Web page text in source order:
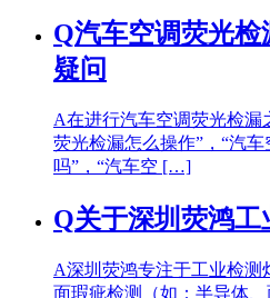
Q汽车空调荧光检
疑问
A在进行汽车空调荧光检漏
荧光检漏怎么操作”，“汽
吗”，“汽车空 […]
Q关于深圳荧鸿工
A深圳荧鸿专注于工业检测
面瑕疵检测（如：半导体